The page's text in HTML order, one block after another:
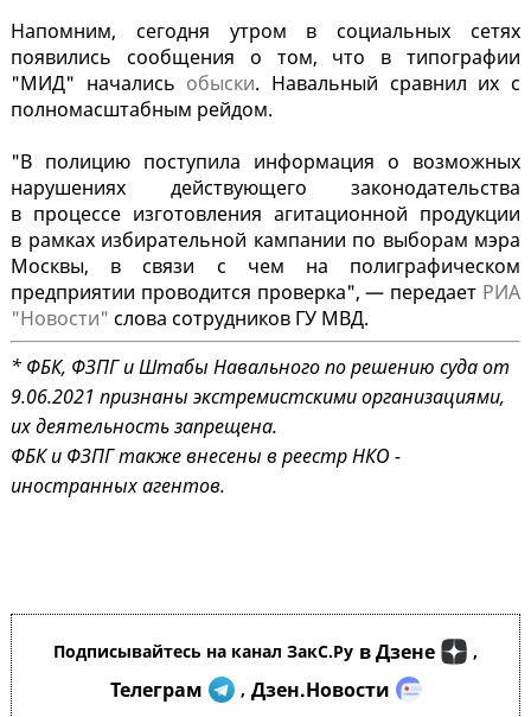
Напомним, сегодня утром в социальных сетях
появились сообщения о том, что в типографии
"МИД" начались обыски. Навальный сравнил их с
полномасштабным рейдом.
"В полицию поступила информация о возможных
нарушениях действующего законодательства
в процессе изготовления агитационной продукции
в рамках избирательной кампании по выборам мэра
Москвы, в связи с чем на полиграфическом
предприятии проводится проверка", — передает РИА
"Новости" слова сотрудников ГУ МВД.
* ФБК, ФЗПГ и Штабы Навального по решению суда от
9.06.2021 признаны экстремистскими организациями,
их деятельность запрещена.
ФБК и ФЗПГ также внесены в реестр НКО -
иностранных агентов.
Подписывайтесь на канал ЗакС.Ру в Дзене ,
Телеграм , Дзен.Новости